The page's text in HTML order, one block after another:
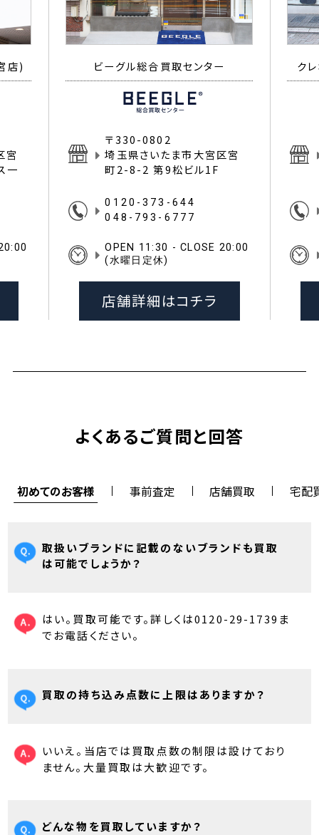
店)
宮
一
ビーグル総合買取センター
〒330-0802
埼玉県さいたま市大宮区宮
町2-8-2 第9松ビル1F
0120-373-644
048-793-6777
OPEN 11:30 - CLOSE 20:00
(水曜日定休)
店舗詳細はコチラ
ク
よくあるご質問と回答
初めてのお客様 事前査定 店舗買取 宅配
取扱いブランドに記載のないブランドも買取
は可能でしょうか？
はい。買取可能です。詳しくは0120-29-1739ま
でお電話ください。
買取の持ち込み点数に上限はありますか？
いいえ。当店では買取点数の制限は設けており
ません。大量買取は大歓迎です。
どんな物を買取していますか？